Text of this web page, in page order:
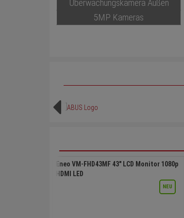
Überwachungskamera Außen
5MP Kameras
Eneo VM-FHD43MF 43" LCD Monitor 1080p
HDMI LED
NEU